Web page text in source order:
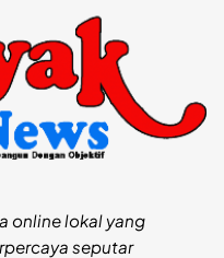
online lokal yang
seputar